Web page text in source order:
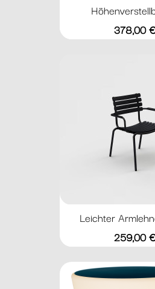
Preis
378,00
Leichter
Preis
259,00